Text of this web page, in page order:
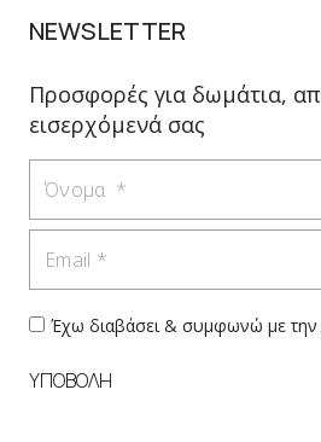
NEWSLETTER
Προσφορές για δωμάτια,
εισερχόμενά σας
Έχω διαβάσει & συμφωνώ με την
ΥΠΟΒΟΛΗ